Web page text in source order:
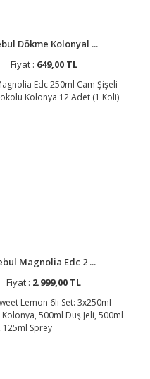
Dökme Kolonyal ...
Fiyat : 649,00 TL
Magnolia Edc 2 ...
Fiyat : 2.999,00 TL